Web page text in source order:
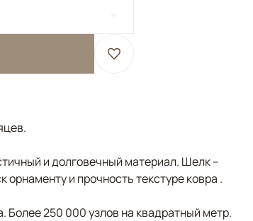
и долговечный материал. Шелк –
и прочность текстуре ковра .
Более 250 000 узлов на квадратный метр.